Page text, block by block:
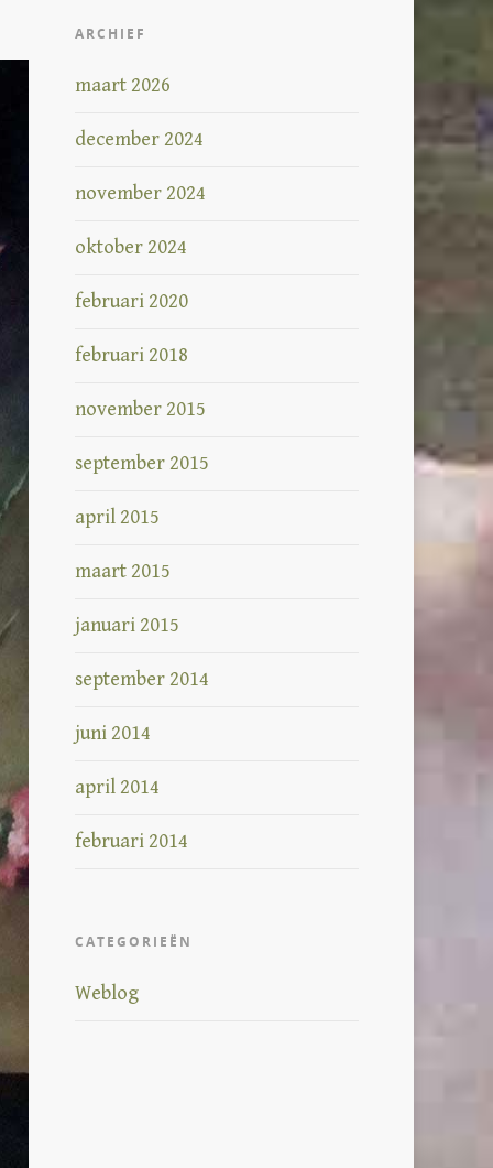
ARCHIEF
maart 2026
december 2024
november 2024
oktober 2024
februari 2020
februari 2018
november 2015
september 2015
april 2015
maart 2015
januari 2015
september 2014
juni 2014
april 2014
februari 2014
CATEGORIEËN
Weblog